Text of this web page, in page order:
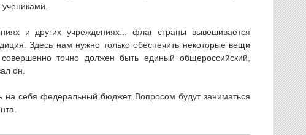
учениками.
и других учреждениях... флаг страны вывешивается
Здесь нам нужно только обеспечить некоторые вещи
точно должен быть единый общероссийский,
он.
на себя федеральный бюджет. Вопросом будут заниматься